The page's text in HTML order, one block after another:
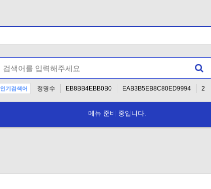
인기검색어 정명수 EB8BB4EBB0B0 EAB3B5EB8C80ED9994
2
메뉴 준비 중입니다.